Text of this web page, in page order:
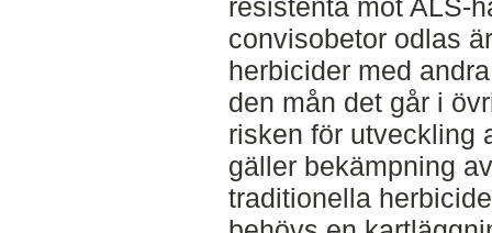
resistenta mot ALS-
convisobetor odlas
herbicider med
den mån det går i
risken för utveckling
gäller bekämpning
traditionella